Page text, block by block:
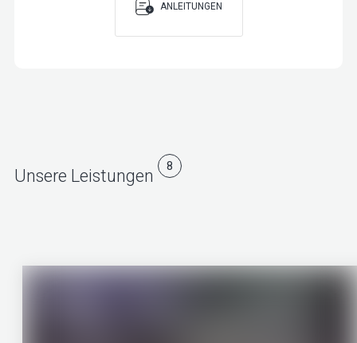
ANLEITUNGEN
Unsere Leistungen 8